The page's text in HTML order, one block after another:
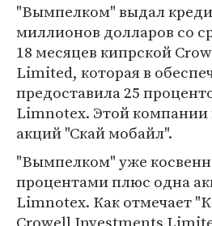
"Вымпелком" выдал
миллионов долларов со
18 месяцев кипрской
Limited, которая в
предоставила 25
Limnotex. Этой компании
акций "Скай мобайл".
"Вымпелком" уже
процентами плюс одна
Limnotex. Как отмечает